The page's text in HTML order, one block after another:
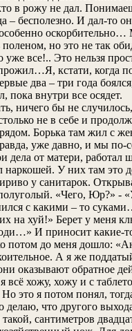
в рожу не дал.
– бесполезно. И дал-то
оскорбительно…
но это не так
все!.. Это нельзя
кстати, когда
два – три года
пока внутри все осядет.
ничего бы не
не в себе и
Борька там жил с
уже давно, и мы по-
дела от матери, работал
У них там это
у санитарок.
«Чего, Юр?» -
с какими – то
на хуй!» Берет у меня
И приносит какие-
потом до меня дошло:
А я же
оказывают обратное
всё хожу, хожу и с
это я потом понял,
делаю, что другого
сантиметров